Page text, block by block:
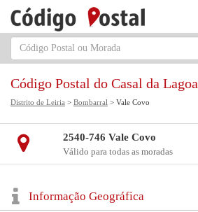
Código Postal do Casal da Lagoa
Distrito de Leiria > Bombarral > Vale Covo
2540-746 Vale Covo
Válido para todas as moradas
Informação Geográfica